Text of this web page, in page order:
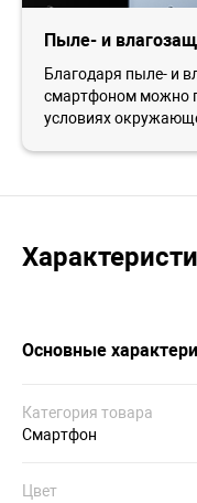
Пыле- и
Благодаря пыле- и
смартфоном можно
условиях
Основные
Категория товара
Смартфон
Цвет